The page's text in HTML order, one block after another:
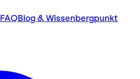
FAQBlog & Wissenbergpunkt